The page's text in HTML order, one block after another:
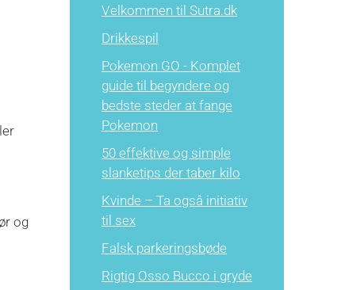
og
Velkommen til Sutra.dk
Drikkespil
Pokemon GO - Komplet
guide til begyndere og
bedste steder at fange
Pokemon
50 effektive og simple
slanketips der taber kilo
Kvinde – Ta også initiativ
til sex
Falsk parkeringsbøde
Rigtig Osso Bucco i gryde